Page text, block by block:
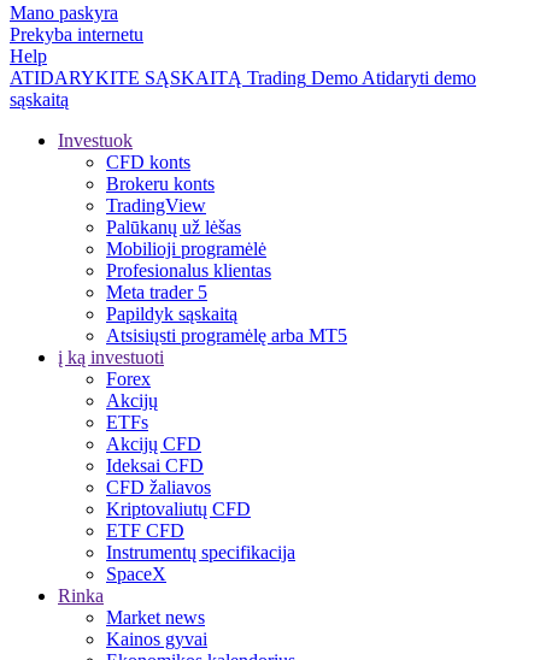
Mano paskyra
Prekyba internetu
Help
ATIDARYKITE SĄSKAITĄ Trading Demo Atidaryti demo
sąskaitą
Investuok
CFD konts
Brokeru konts
TradingView
Palūkanų už lėšas
Mobilioji programėlė
Profesionalus klientas
Meta trader 5
Papildyk sąskaitą
Atsisiųsti programėlę arba MT5
į ką investuoti
Forex
Akcijų
ETFs
Akcijų CFD
Ideksai CFD
CFD žaliavos
Kriptovaliutų CFD
ETF CFD
Instrumentų specifikacija
SpaceX
Rinka
Market news
Kainos gyvai